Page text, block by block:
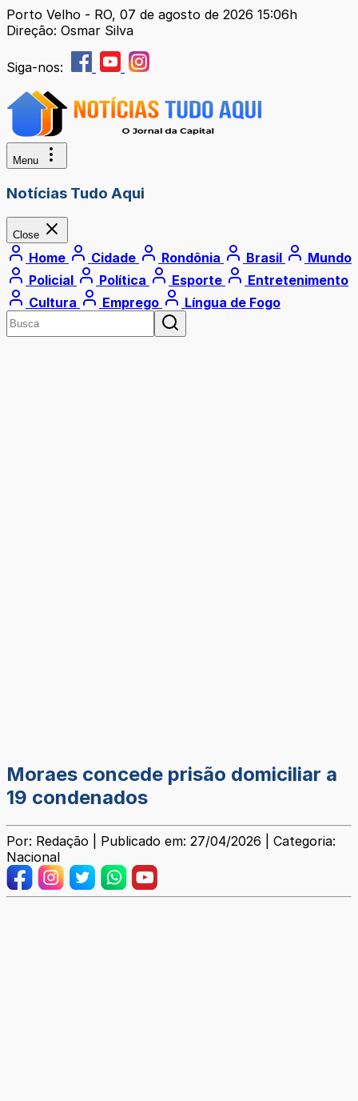
Porto Velho - RO, 07 de agosto de 2026 15:06h
Direção: Osmar Silva
Siga-nos:
Menu
Notícias Tudo Aqui
Close
Home Cidade Rondônia Brasil
Mundo
Policial
Política Esporte
Entretenimento
Cultura
Emprego Língua de Fogo
Moraes concede prisão domiciliar a
19 condenados
Por: Redação | Publicado em: 27/04/2026 | Categoria:
Nacional